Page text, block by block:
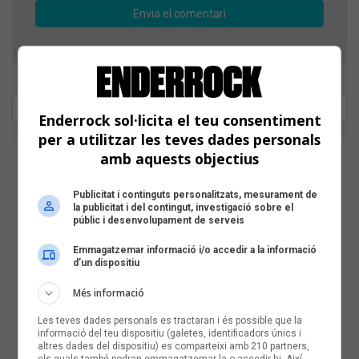
Enderrock sol·licita el teu consentiment
per a utilitzar les teves dades personals
amb aquests objectius
Publicitat i continguts personalitzats, mesurament de
la publicitat i del contingut, investigació sobre el
públic i desenvolupament de serveis
Emmagatzemar informació i/o accedir a la informació
d’un dispositiu
Més informació
Les teves dades personals es tractaran i és possible que la
informació del teu dispositiu (galetes, identificadors únics i
altres dades del dispositiu) es comparteixi amb 210 partners,